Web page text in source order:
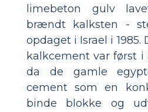
limebeton gulv
brændt kalksten -
opdaget i Israel i
kalkcement var først i
da de gamle
cement som en
binde blokke og